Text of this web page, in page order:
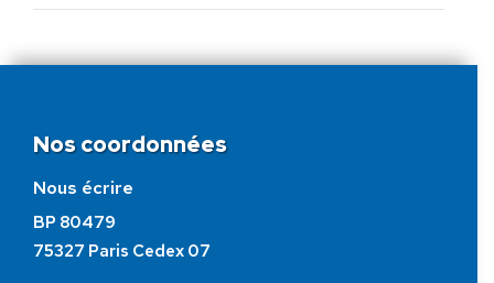
Nos coordonnées
Nous écrire
BP 80479
75327 Paris Cedex 07